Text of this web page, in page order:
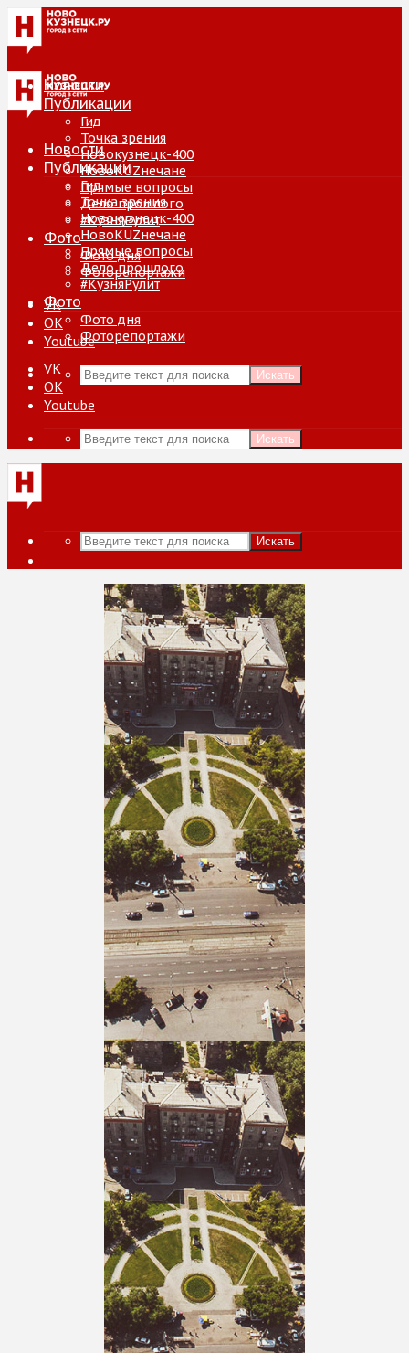
Новости
Публикации
Гид
Точка зрения
Новокузнецк-400
НовоKUZнечане
Прямые вопросы
Дело прошлого
#КузняРулит
Фото
Фото дня
Фоторепортажи
VK
ОК
Youtube
Искать
Новости
Публикации
Гид
Точка зрения
Новокузнецк-400
НовоKUZнечане
Прямые вопросы
Дело прошлого
#КузняРулит
Фото
Фото дня
Фоторепортажи
VK
ОК
Youtube
Искать
Искать